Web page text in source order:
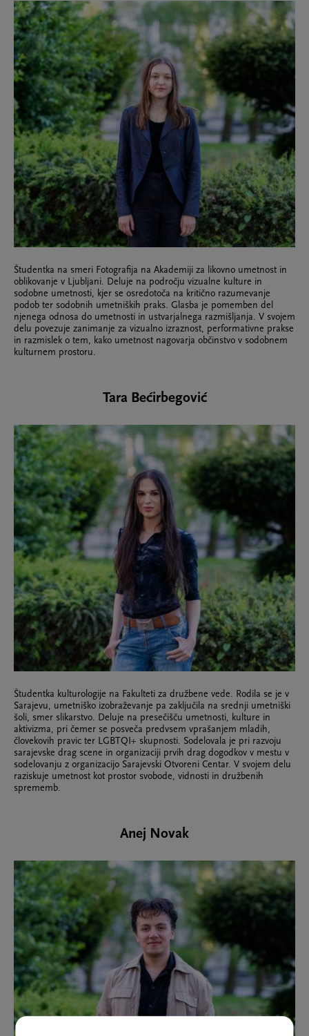
Študentka na smeri Fotografija na Akademiji za likovno umetnost in
oblikovanje v Ljubljani. Deluje na področju vizualne kulture in
sodobne umetnosti, kjer se osredotoča na kritično razumevanje
podob ter sodobnih umetniških praks. Glasba je pomemben del
njenega odnosa do umetnosti in ustvarjalnega razmišljanja. V svojem
delu povezuje zanimanje za vizualno izraznost, performativne prakse
in razmislek o tem, kako umetnost nagovarja občinstvo v sodobnem
kulturnem prostoru.
Tara Bećirbegović
Študentka kulturologije na Fakulteti za družbene vede. Rodila se je v
Sarajevu, umetniško izobraževanje pa zaključila na srednji umetniški
šoli, smer slikarstvo. Deluje na presečišču umetnosti, kulture in
aktivizma, pri čemer se posveča predvsem vprašanjem mladih,
človekovih pravic ter LGBTQI+ skupnosti. Sodelovala je pri razvoju
sarajevske drag scene in organizaciji prvih drag dogodkov v mestu v
sodelovanju z organizacijo Sarajevski Otvoreni Centar. V svojem delu
raziskuje umetnost kot prostor svobode, vidnosti in družbenih
sprememb.
Anej Novak